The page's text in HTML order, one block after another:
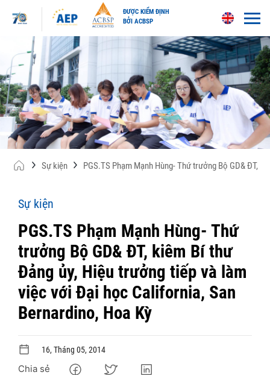
content
ĐƯỢC KIỂM ĐỊNH
BỞI ACBSP
Sự kiện PGS.TS Phạm Mạnh Hùng- Thứ trưởng Bộ GD& ĐT,
Sự kiện
PGS.TS Phạm Mạnh Hùng- Thứ
trưởng Bộ GD& ĐT, kiêm Bí thư
Đảng ủy, Hiệu trưởng tiếp và làm
việc với Đại học California, San
Bernardino, Hoa Kỳ
16, Tháng 05, 2014
Chia sẻ